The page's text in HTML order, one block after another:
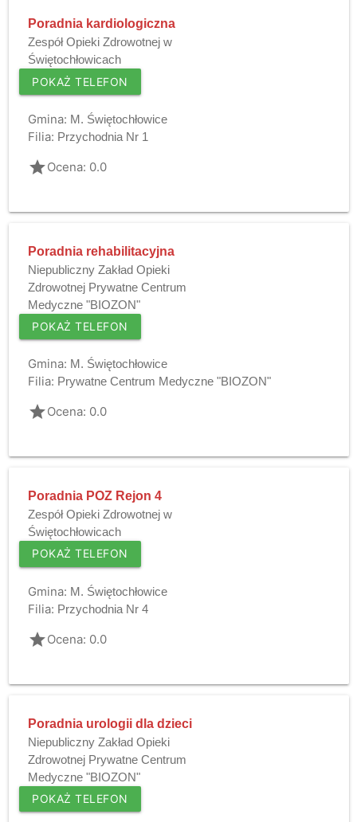
Poradnia kardiologiczna
Zespół Opieki Zdrowotnej w
Świętochłowicach
POKAŻ TELEFON
Gmina: M. Świętochłowice
Filia: Przychodnia Nr 1
gradeOcena: 0.0
Poradnia rehabilitacyjna
Niepubliczny Zakład Opieki
Zdrowotnej Prywatne Centrum
Medyczne "BIOZON"
POKAŻ TELEFON
Gmina: M. Świętochłowice
Filia: Prywatne Centrum Medyczne "BIOZON"
gradeOcena: 0.0
Poradnia POZ Rejon 4
Zespół Opieki Zdrowotnej w
Świętochłowicach
POKAŻ TELEFON
Gmina: M. Świętochłowice
Filia: Przychodnia Nr 4
gradeOcena: 0.0
Poradnia urologii dla dzieci
Niepubliczny Zakład Opieki
Zdrowotnej Prywatne Centrum
Medyczne "BIOZON"
POKAŻ TELEFON